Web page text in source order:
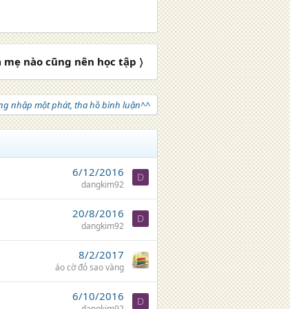
nào cũng nên học tập 〉
nhập một phát, tha hồ bình luận^^
6/12/2016
dangkim92
D
20/8/2016
dangkim92
D
8/2/2017
áo cờ đỏ sao vàng
6/10/2016 D